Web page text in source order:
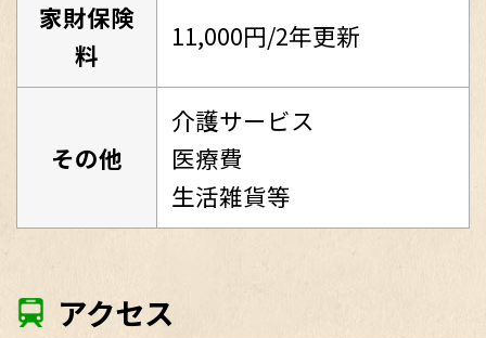
家財保険
料
11,000円/2年更新
その他
介護サービス
医療費
生活雑貨等
アクセス